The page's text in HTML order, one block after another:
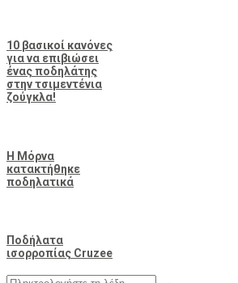
10 βασικοί κανόνες
για να επιβιώσει
ένας ποδηλάτης
στην τσιμεντένια
ζούγκλα!
Η Μόρνα
κατακτήθηκε
ποδηλατικά
Ποδήλατα
ισορροπίας Cruzee